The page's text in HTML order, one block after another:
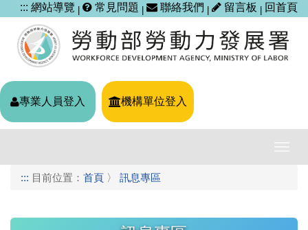
跳
到
主
要
內
容
區
塊
::: 網站導覽 常見問題 聯絡我們 留言板 回首頁
專業人員登入 機構單位登入
::: 目前位置： 首頁 〉 訊息專區